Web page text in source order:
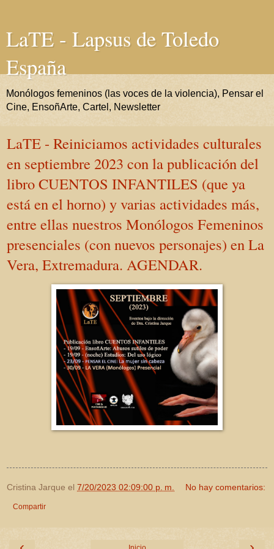
LaTE - Lapsus de Toledo
España
Monólogos femeninos (las voces de la violencia), Pensar el
Cine, EnsoñArte, Cartel, Newsletter
LaTE - Reiniciamos actividades culturales
en septiembre 2023 con la publicación del
libro CUENTOS INFANTILES (que ya
está en el horno) y varias actividades más,
entre ellas nuestros Monólogos Femeninos
presenciales (con nuevos personajes) en La
Vera, Extremadura. AGENDAR.
Cristina Jarque el 7/20/2023 02:09:00 p. m. No hay comentarios:
Compartir